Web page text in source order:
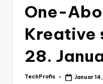
One-
Kreative
28.
Posted
TechProfis Januar